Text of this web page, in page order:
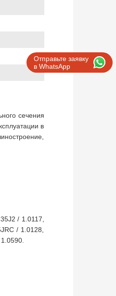
Отправьте заявку
в WhatsApp
сечения
в
/ 1.0117,
/ 1.0128,